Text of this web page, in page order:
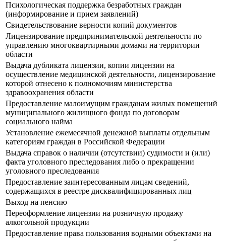
Психологическая поддержка безработных граждан
(информирование и прием заявлений)
Свидетельствование верности копий документов
Лицензирование предпринимательской деятельности по
управлению многоквартирными домами на территории
области
Выдача дубликата лицензии, копии лицензии на
осуществление медицинской деятельности, лицензирование
которой отнесено к полномочиям министерства
здравоохранения области
Предоставление малоимущим гражданам жилых помещений
муниципального жилищного фонда по договорам
социального найма
Установление ежемесячной денежной выплаты отдельным
категориям граждан в Российской Федерации
Выдача справок о наличии (отсутствии) судимости и (или)
факта уголовного преследования либо о прекращении
уголовного преследования
Предоставление заинтересованным лицам сведений,
содержащихся в реестре дисквалифицированных лиц
Выход на пенсию
Переоформление лицензии на розничную продажу
алкогольной продукции
Предоставление права пользования водными объектами на